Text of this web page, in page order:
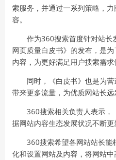
索服务，并通过一系列策略，
容。
作为360搜索首度针对站
网页质量白皮书》的发布，是
内容，为更好满足用户搜索需求
同时，《白皮书》也是为
带来更多流量，为优质网站长远
360搜索相关负责人表示，
据网站内容生态发展状况不断更
360搜索希望各网站站长能
化和设置网站及内容，将网站